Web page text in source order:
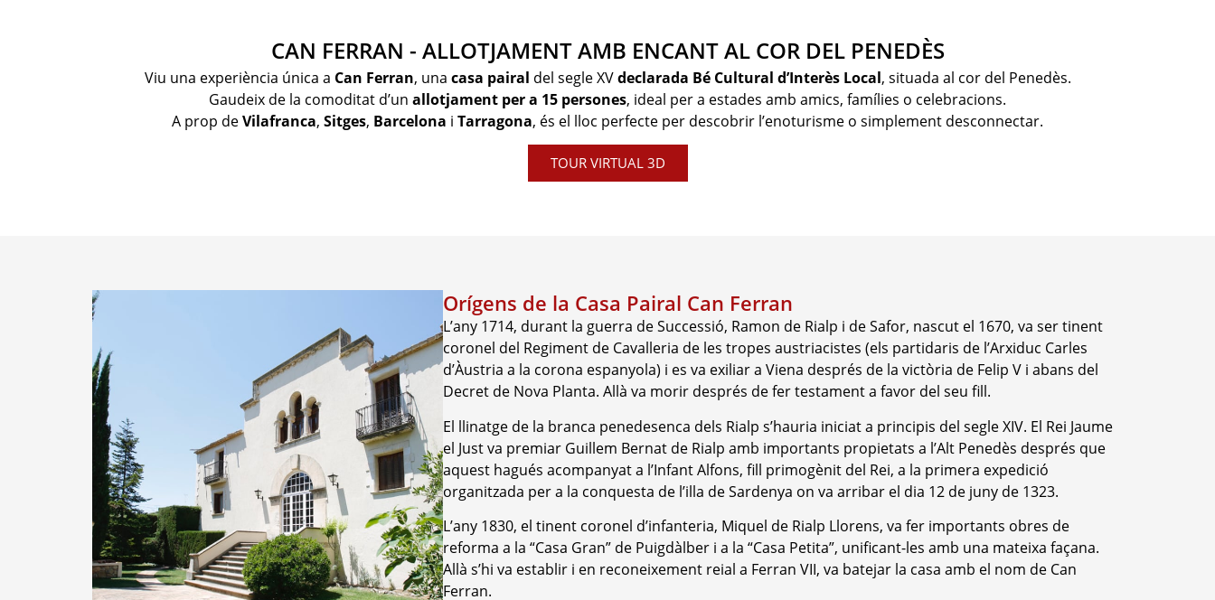
CAN FERRAN - ALLOTJAMENT AMB ENCANT AL COR DEL PENEDÈS
Viu una experiència única a Can Ferran, una casa pairal del segle XVdeclarada Bé Cultural d’Interès Local, situada al cor del Penedès.
Gaudeix de la comoditat d’un allotjament per a 15 persones, ideal per a estades amb amics, famílies o celebracions.
A prop deVilafranca, Sitges, Barcelona i Tarragona, és el lloc perfecte per descobrir l’enoturisme o simplement desconnectar.
TOUR VIRTUAL 3D
Orígens de la Casa Pairal Can Ferran
L’any 1714, durant la guerra de Successió, Ramon de Rialp i de Safor, nascut el 1670, va ser tinent
coronel del Regiment de Cavalleria de les tropes austriacistes (els partidaris de l’Arxiduc Carles
d’Àustria a la corona espanyola) i es va exiliar a Viena després de la victòria de Felip V i abans del
Decret de Nova Planta. Allà va morir després de fer testament a favor del seu fill.
El llinatge de la branca penedesenca dels Rialp s’hauria iniciat a principis del segle XIV. El Rei Jaume
el Just va premiar Guillem Bernat de Rialp amb importants propietats a l’Alt Penedès després que
aquest hagués acompanyat a l’Infant Alfons, fill primogènit del Rei, a la primera expedició
organitzada per a la conquesta de l’illa de Sardenya on va arribar el dia 12 de juny de 1323.
L’any 1830, el tinent coronel d’infanteria, Miquel de Rialp Llorens, va fer importants obres de
reforma a la “Casa Gran” de Puigdàlber i a la “Casa Petita”, unificant-les amb una mateixa façana.
Allà s’hi va establir i en reconeixement reial a Ferran VII, va batejar la casa amb el nom de Can
Ferran.